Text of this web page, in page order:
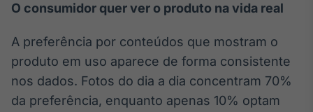
O consumidor quer ver o produto na vida real
A preferência por conteúdos que mostram o
produto em uso aparece de forma consistente
nos dados. Fotos do dia a dia concentram 70%
da preferência, enquanto apenas 10% optam